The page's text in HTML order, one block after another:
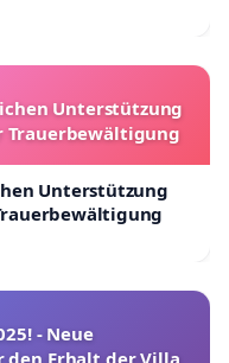
Unterstützung
Trauerbewältigung
Unterstützung
- Neue
Erhalt der Villa